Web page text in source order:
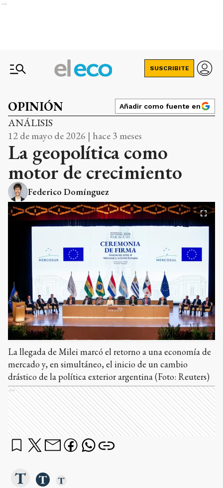
Ads
SUSCRIBITE
OPINIÓN Añadir como fuente en
ANÁLISIS
12 de mayo de 2026 | hace 3 meses
La geopolítica como
motor de crecimiento
Federico Domínguez
La llegada de Milei marcó el retorno a una economía de
mercado y, en simultáneo, el inicio de un cambio
drástico de la política exterior argentina (Foto: Reuters)
Ads